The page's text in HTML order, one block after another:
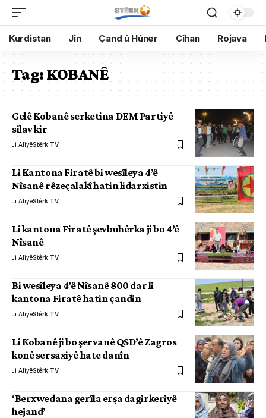
Kurdistan Jin Çand û Hûner Cîhan Rojava
Tag:KOBANÊ
Gelê Kobanê serketina DEM Partiyê
silav kir
Ji AliyêStêrk TV
Li Kantona Firatê bi wesîleya 4’ê
Nîsanê rêzeçalakî hatin lidarxistin
Ji AliyêStêrk TV
Li kantona Firatê şevbuhêrka ji bo 4’ê
Nîsanê
Ji AliyêStêrk TV
Bi wesîleya 4’ê Nîsanê 800 dar li
kantona Firatê hatin çandin
Ji AliyêStêrk TV
Li Kobanê ji bo şervanê QSD’ê Zagros
konê sersaxiyê hate danîn
Ji AliyêStêrk TV
‘Berxwedana gerîla erşa dagirkeriyê
hejand’